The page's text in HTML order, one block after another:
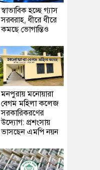
স্বাভাবিক হচ্ছে গ্যাস
সরবরাহ, ধীরে ধীরে
কমছে ভোগান্তিও
মনপুরায় মনোয়ারা
বেগম মহিলা কলেজ
সরকারিকরণের
উদ্যোগ: প্রশংসায়
ভাসছেন এমপি নয়ন